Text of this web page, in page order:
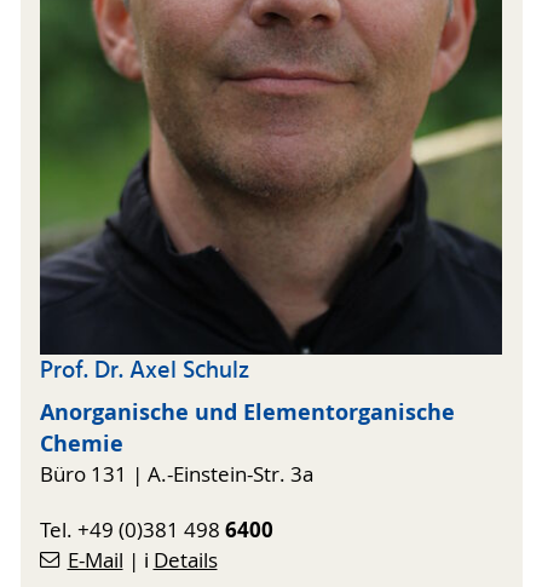
Prof. Dr. Axel Schulz
Anorganische und Elementorganische
Chemie
Büro 131 | A.-Einstein-Str. 3a
Tel. +49 (0)381 498 6400
E-Mail | ℹ️ Details